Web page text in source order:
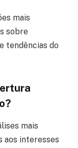
mais
sobre
tendências do
mais
aos interesses